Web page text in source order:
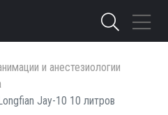
и анестезиологии
Jay-10 10 литров